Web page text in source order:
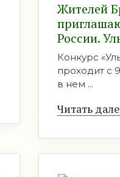
Жителей
России.
Конкурс
проходит с
в нем ...
Читать